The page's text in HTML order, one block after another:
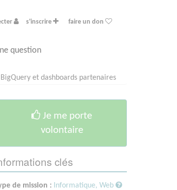
s'inscrire faire un don
question
et dashboards partenaires
Je me porte
volontaire
clés
de mission : Informatique, Web